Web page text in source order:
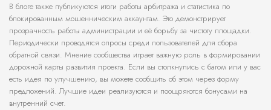
В блоге также публикуются итоги работы арбитража и статистика по
блокированным мошенническим аккаунтам. Это демонстрирует
прозрачность работы администрации и её борьбу за чистоту площадки.
Периодически проводятся опросы среди пользователей для сбора
обратной связи. Мнение сообщества играет важную роль в формировании
дорожной карты развития проекта. Если вы столкнулись с багом или у вас
есть идея по улучшению, вы можете сообщить об этом через форму
предложений. Лучшие идеи реализуются и поощряются бонусами на
внутренний счет.